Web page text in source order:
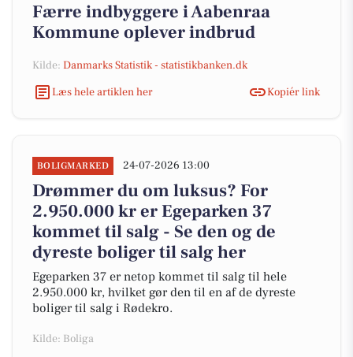
Færre indbyggere i Aabenraa
Kommune oplever indbrud
Kilde: Danmarks Statistik - statistikbanken.dk
Læs hele artiklen her
Kopiér link
BOLIGMARKED 24-07-2026 13:00
Drømmer du om luksus? For
2.950.000 kr er Egeparken 37
kommet til salg - Se den og de
dyreste boliger til salg her
Egeparken 37 er netop kommet til salg til hele
2.950.000 kr, hvilket gør den til en af de dyreste
boliger til salg i Rødekro.
Kilde: Boliga